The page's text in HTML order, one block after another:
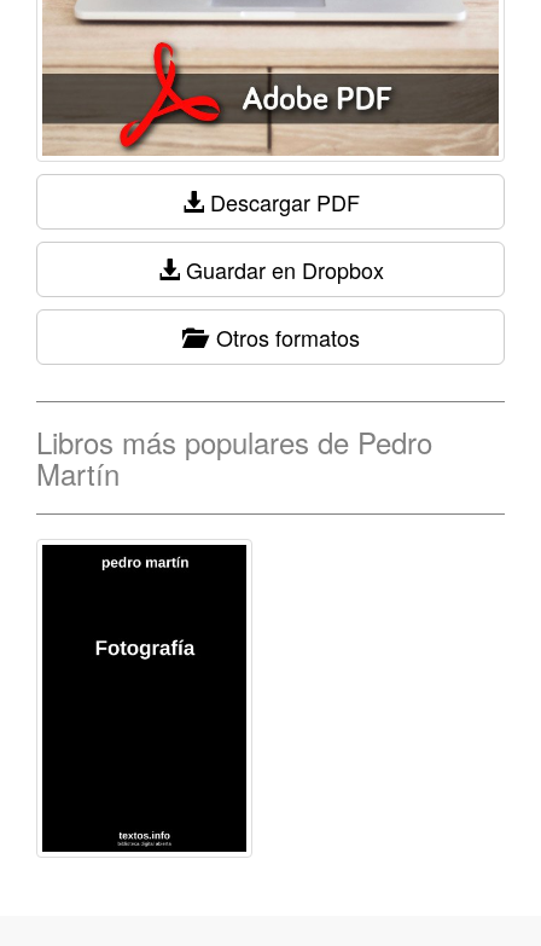
Descargar PDF
Guardar en Dropbox
Otros formatos
Libros más populares de Pedro
Martín